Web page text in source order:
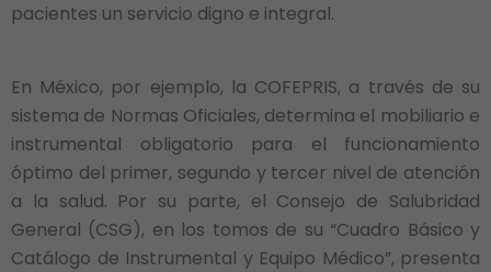
pacientes un servicio digno e integral.
En México, por ejemplo, la COFEPRIS, a través de su
sistema de Normas Oficiales, determina el mobiliario e
instrumental obligatorio para el funcionamiento
óptimo del primer, segundo y tercer nivel de atención
a la salud. Por su parte, el Consejo de Salubridad
General (CSG), en los tomos de su “Cuadro Básico y
Catálogo de Instrumental y Equipo Médico”, presenta